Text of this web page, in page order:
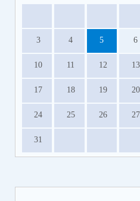
3 4 5 6
10 11 12 13
17 18 19 20
24 25 26 27
31